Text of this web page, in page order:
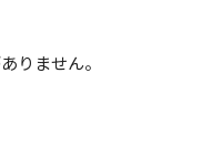
りません。